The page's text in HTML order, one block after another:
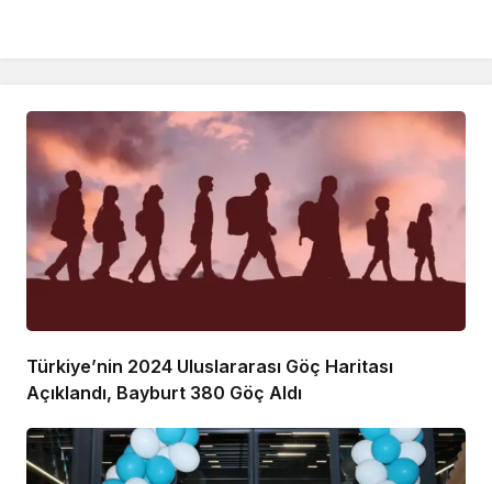
Türkiye’nin 2024 Uluslararası Göç Haritası
Açıklandı, Bayburt 380 Göç Aldı